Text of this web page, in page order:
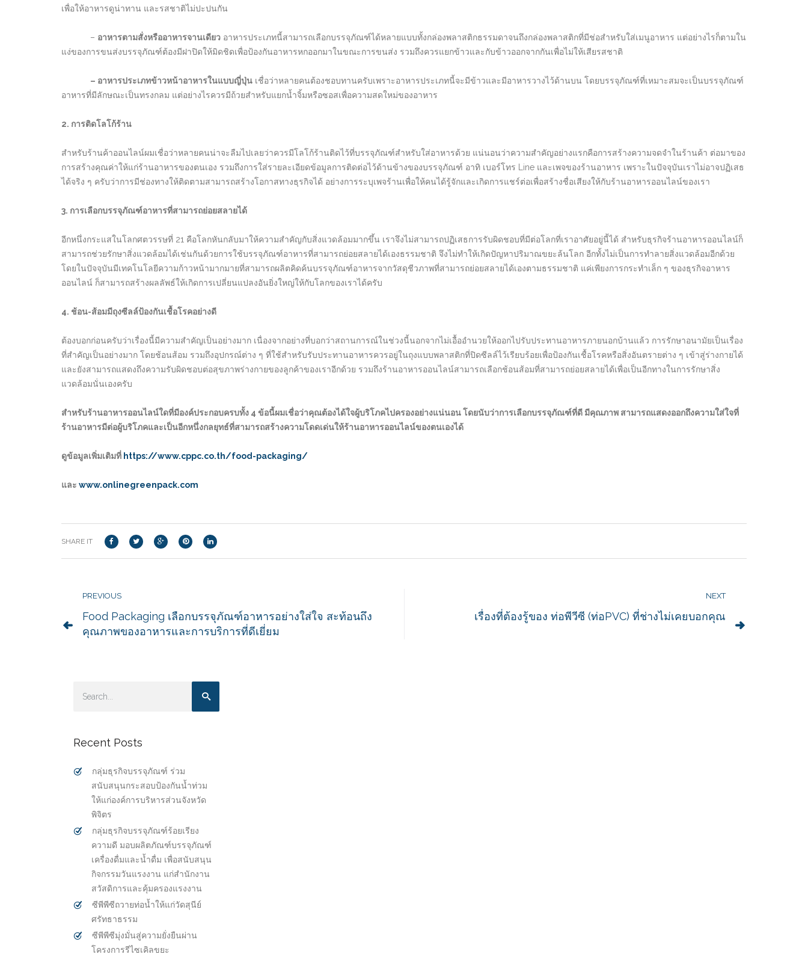
เพื่อให้อาหารดูน่าทาน และรสชาติไม่ปะปนกัน
– อาหารตามสั่งหรืออาหารจานเดียว อาหารประเภทนี้สามารถเลือกบรรจุภัณฑ์ได้หลายแบบทั้งกล่องพลาสติกธรรมดาจนถึงกล่องพลาสติกที่มีช่อสำหรับใส่เมนูอาหาร แต่อย่างไรก็ตามใน
แง่ของการขนส่งบรรจุภัณฑ์ต้องมีฝาปิดให้มิดชิดเพื่อป้องกันอาหารหกออกมาในขณะการขนส่ง รวมถึงควรแยกข้าวและกับข้าวออกจากกันเพื่อไม่ให้เสียรสชาติ
– อาหารประเภทข้าวหน้าอาหารในแบบญี่ปุ่น เชื่อว่าหลายคนต้องชอบทานครับเพราะอาหารประเภทนี้จะมีข้าวและมีอาหารวางไว้ด้านบน โดยบรรจุภัณฑ์ที่เหมาะสมจะเป็นบรรจุภัณฑ์
อาหารที่มีลักษณะเป็นทรงกลม แต่อย่างไรควรมีถ้วยสำหรับแยกน้ำจิ้มหรือซอสเพื่อความสดใหม่ของอาหาร
2. การติดโลโก้ร้าน
สำหรับร้านค้าออนไลน์ผมเชื่อว่าหลายคนน่าจะลืมไปเลยว่าควรมีโลโก้ร้านติดไว้ที่บรรจุภัณฑ์สำหรับใส่อาหารด้วย แน่นอนว่าความสำคัญอย่างแรกคือการสร้างความจดจำในร้านค้า ต่อมาของ
การสร้างคุณค่าให้แก่ร้านอาหารของตนเอง รวมถึงการใส่รายละเอียดข้อมูลการติดต่อไว้ด้านข้างของบรรจุภัณฑ์ อาทิ เบอร์โทร Line และเพจของร้านอาหาร เพราะในปัจจุบันเราไม่อาจปฏิเสธ
ได้จริง ๆ ครับว่าการมีช่องทางให้ติดตามสามารถสร้างโอกาสทางธุรกิจได้ อย่างการระบุเพจร้านเพื่อให้คนได้รู้จักและเกิดการแชร์ต่อเพื่อสร้างชื่อเสียงให้กับร้านอาหารออนไลน์ของเรา
3. การเลือกบรรจุภัณฑ์อาหารที่สามารถย่อยสลายได้
อีกหนึ่งกระแสในโลกศตวรรษที่ 21 คือโลกหันกลับมาให้ความสำคัญกับสิ่งแวดล้อมมากขึ้น เราจึงไม่สามารถปฏิเสธการรับผิดชอบที่มีต่อโลกที่เราอาศัยอยู่นี้ได้ สำหรับธุรกิจร้านอาหารออนไลน์ก็
สามารถช่วยรักษาสิ่งแวดล้อมได้เช่นกันด้วยการใช้บรรจุภัณฑ์อาหารที่สามารถย่อยสลายได้เองธรรมชาติ จึงไม่ทำให้เกิดปัญหาปริมาณขยะล้นโลก อีกทั้งไม่เป็นการทำลายสิ่งแวดล้อมอีกด้วย
โดยในปัจจุบันมีเทคโนโลยีความก้าวหน้ามากมายที่สามารถผลิตคิดค้นบรรจุภัณฑ์อาหารจากวัสดุชีวภาพที่สามารถย่อยสลายได้เองตามธรรมชาติ แค่เพียงการกระทำเล็ก ๆ ของธุรกิจอาหาร
ออนไลน์ ก็สามารถสร้างผลลัพธ์ให้เกิดการเปลี่ยนแปลงอันยิ่งใหญ่ให้กับโลกของเราได้ครับ
4. ช้อน-ส้อมมีถุงซีลล์ป้องกันเชื้อโรคอย่างดี
ต้องบอกก่อนครับว่าเรื่องนี้มีความสำคัญเป็นอย่างมาก เนื่องจากอย่างที่บอกว่าสถานการณ์ในช่วงนี้นอกจากไม่เอื้ออำนวยให้ออกไปรับประทานอาหารภายนอกบ้านแล้ว การรักษาอนามัยเป็นเรื่อง
ที่สำคัญเป็นอย่างมาก โดยช้อนส้อม รวมถึงอุปกรณ์ต่าง ๆ ที่ใช้สำหรับรับประทานอาหารควรอยู่ในถุงแบบพลาสติกที่ปิดซีลล์ไว้เรียบร้อยเพื่อป้องกันเชื้อโรคหรือสิ่งอันตรายต่าง ๆ เข้าสู่ร่างกายได้
และยังสามารถแสดงถึงความรับผิดชอบต่อสุขภาพร่างกายของลูกค้าของเราอีกด้วย รวมถึงร้านอาหารออนไลน์สามารถเลือกช้อนส้อมที่สามารถย่อยสลายได้เพื่อเป็นอีกทางในการรักษาสิ่ง
แวดล้อมนั่นเองครับ
สำหรับร้านอาหารออนไลน์ใดที่มีองค์ประกอบครบทั้ง 4 ข้อนี้ผมเชื่อว่าคุณต้องได้ใจผู้บริโภคไปครองอย่างแน่นอน โดยนับว่าการเลือกบรรจุภัณฑ์ที่ดี มีคุณภาพ สามารถแสดงออกถึงความใส่ใจที่
ร้านอาหารมีต่อผู้บริโภคและเป็นอีกหนึ่งกลยุทธ์ที่สามารถสร้างความโดดเด่นให้ร้านอาหารออนไลน์ของตนเองได้
ดูข้อมูลเพิ่มเติมที่ https://www.cppc.co.th/food-packaging/
และ www.onlinegreenpack.com
SHARE IT
PREVIOUS
Food Packaging เลือกบรรจุภัณฑ์อาหารอย่างใส่ใจ สะท้อนถึง
คุณภาพของอาหารและการบริการที่ดีเยี่ยม
NEXT
เรื่องที่ต้องรู้ของ ท่อพีวีซี (ท่อPVC) ที่ช่างไม่เคยบอกคุณ
Recent Posts
กลุ่มธุรกิจบรรจุภัณฑ์ ร่วม
สนับสนุนกระสอบป้องกันน้ำท่วม
ให้แก่องค์การบริหารส่วนจังหวัด
พิจิตร
กลุ่มธุรกิจบรรจุภัณฑ์ร้อยเรียง
ความดี มอบผลิตภัณฑ์บรรจุภัณฑ์
เครื่องดื่มและน้ำดื่ม เพื่อสนับสนุน
กิจกรรมวันแรงงาน แก่สำนักงาน
สวัสดิการและคุ้มครองแรงงาน
ซีพีพีซีถวายท่อน้ำให้แก่วัดสุนีย์
ศรัทธาธรรม
ซีพีพีซีมุ่งมั่นสู่ความยั่งยืนผ่าน
โครงการรีไซเคิลขยะ